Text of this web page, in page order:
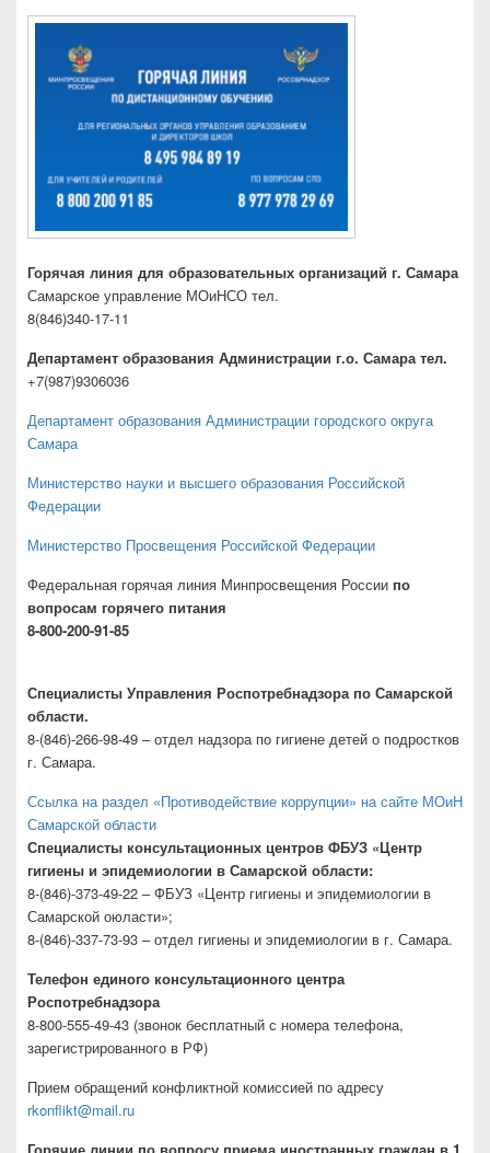
Горячая линия для образовательных организаций г. Самара
Самарское управление МОиНСО тел.
8(846)340-17-11
Департамент образования Администрации г.о. Самара тел.
+7(987)9306036
Департамент образования Администрации городского округа
Самара
Министерство науки и высшего образования Российской
Федерации
Министерство Просвещения Российской Федерации
Федеральная горячая линия Минпросвещения России по
вопросам горячего питания
8-800-200-91-85
Специалисты Управления Роспотребнадзора по Самарской
области.
8-(846)-266-98-49 – отдел надзора по гигиене детей о подростков
г. Самара.
Ссылка на раздел «Противодействие коррупции» на сайте МОиН
Самарской области
Специалисты консультационных центров ФБУЗ «Центр
гигиены и эпидемиологии в Самарской области:
8-(846)-373-49-22 – ФБУЗ «Центр гигиены и эпидемиологии в
Самарской оюласти»;
8-(846)-337-73-93 – отдел гигиены и эпидемиологии в г. Самара.
Телефон единого консультационного центра
Роспотребнадзора
8-800-555-49-43 (звонок бесплатный с номера телефона,
зарегистрированного в РФ)
Прием обращений конфликтной комиссией по адресу
rkonflikt@mail.ru